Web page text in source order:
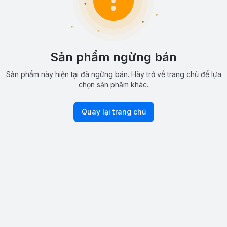
Sản phẩm ngừng bán
Sản phẩm này hiện tại đã ngừng bán. Hãy trở về trang chủ để lựa
chọn sản phẩm khác.
Quay lại trang chủ